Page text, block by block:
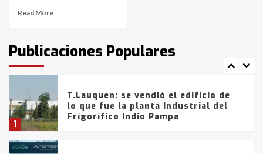
Read More
Publicaciones Populares
fueron detenidos por
comercialización de drogas en la
tarde del sábado
1
T.Lauquen: se vendió el edificio de
lo que fue la planta Industrial del
Frígorífico Indio Pampa